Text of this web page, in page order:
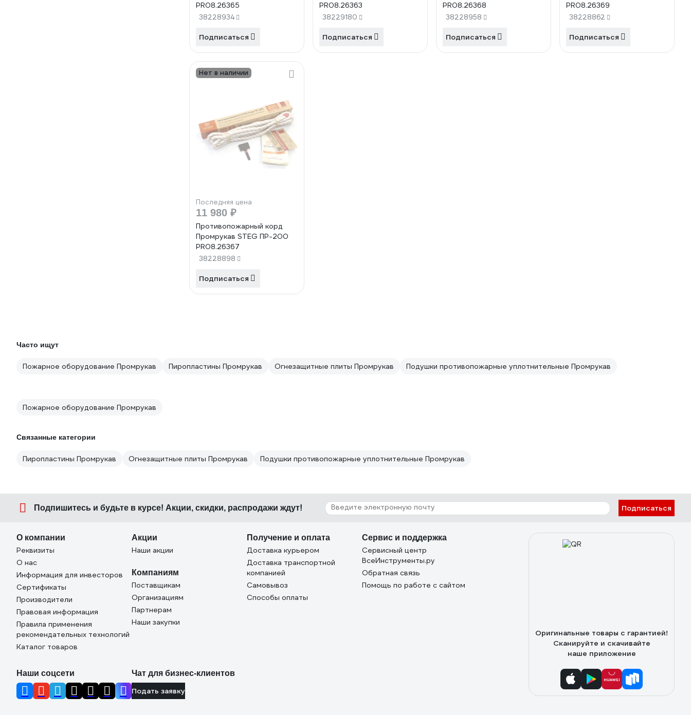
PR08.26365
38228934
Подписаться
PR08.26363
38229180
Подписаться
PR08.26368
38228958
Подписаться
PR08.26369
38228862
Подписаться
Нет в наличии
Последняя цена
11 980 ₽
Противопожарный корд
Промрукав STEG ПР-200
PR08.26367
38228898
Подписаться
Часто ищут
Пожарное оборудование Промрукав Пиропластины Промрукав Огнезащитные плиты Промрукав Подушки противопожарные уплотнительные Промрукав
Пожарное оборудование Промрукав
Связанные категории
Пиропластины Промрукав Огнезащитные плиты Промрукав Подушки противопожарные уплотнительные Промрукав
Подпишитесь и будьте в курсе! Акции, скидки, распродажи ждут! Подписаться
О компании
Реквизиты
О нас
Информация для инвесторов
Сертификаты
Производители
Правовая информация
Правила применения
рекомендательных технологий
Каталог товаров
Акции
Наши акции
Компаниям
Поставщикам
Организациям
Партнерам
Наши закупки
Получение и оплата
Доставка курьером
Доставка транспортной
компанией
Самовывоз
Способы оплаты
Сервис и поддержка
Сервисный центр
ВсеИнструменты.ру
Обратная связь
Помощь по работе с сайтом
Оригинальные товары с гарантией!
Сканируйте и скачивайте
наше приложение
Наши соцсети Чат для бизнес-клиентов
Подать заявку